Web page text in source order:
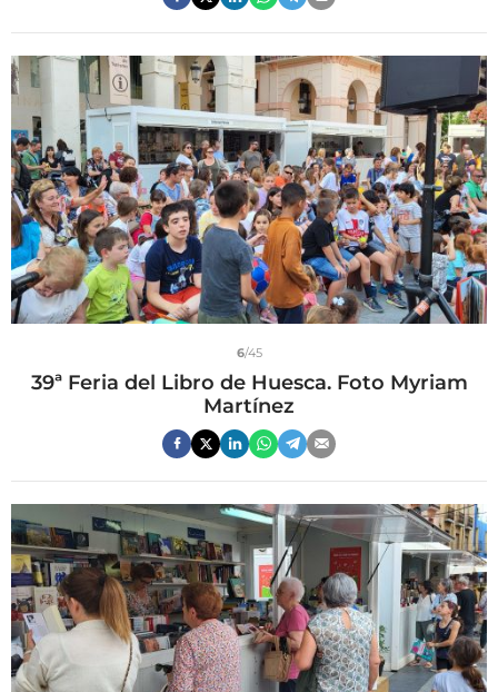
6/45
39ª Feria del Libro de Huesca. Foto Myriam
Martínez